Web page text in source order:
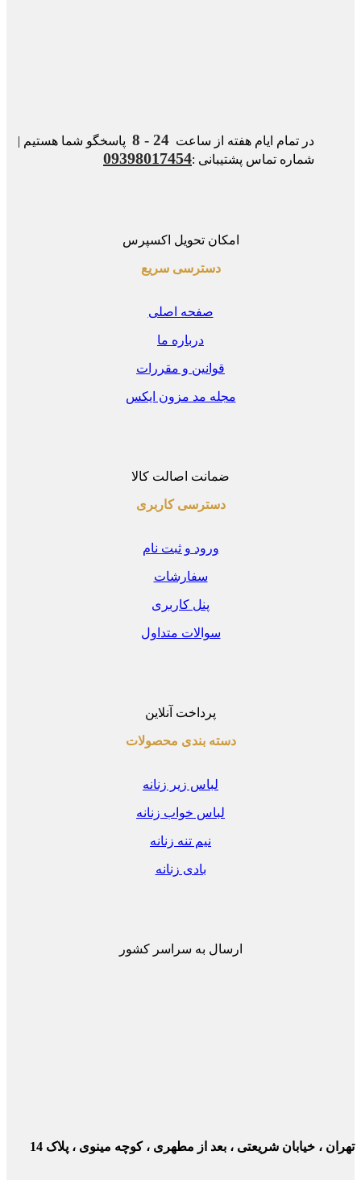
در تمام ایام هفته از ساعت24 - 8
پاسخگو شما هستیم |
شماره تماس پشتیبانی :09398017454
امکان تحویل اکسپرس
دسترسی سریع
صفحه اصلی
درباره ما
قوانین و مقررات
مجله مد مزون ایکس
ضمانت اصالت کالا
دسترسی کاربری
ورود و ثبت نام
سفارشات
پنل کاربری
سوالات متداول
پرداخت آنلاین
دسته بندی محصولات
لباس زیر زنانه
لباس خواب زنانه
نیم تنه زنانه
بادی زنانه
ارسال به سراسر کشور
، خیابان شریعتی ، بعد از مطهری ، کوچه مینوی ، پلاک 14